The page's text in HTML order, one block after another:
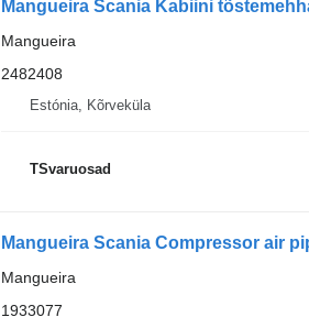
Mangueira Scania Kabiini
Mangueira
2482408
Estónia, Kõrveküla
TSvaruosad
Mangueira Scania Compressor air
Mangueira
1933077